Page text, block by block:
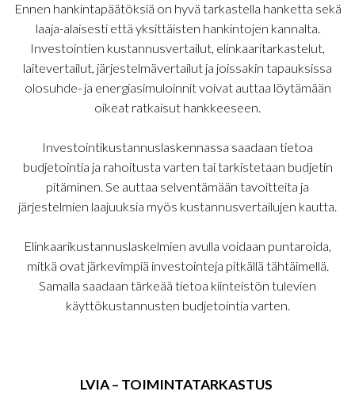
Ennen hankintapäätöksiä on hyvä tarkastella hanketta sekä
laaja-alaisesti että yksittäisten hankintojen kannalta.
Investointien kustannusvertailut, elinkaaritarkastelut,
laitevertailut, järjestelmävertailut ja joissakin tapauksissa
olosuhde- ja energiasimuloinnit voivat auttaa löytämään
oikeat ratkaisut hankkeeseen.
Investointikustannuslaskennassa saadaan tietoa
budjetointia ja rahoitusta varten tai tarkistetaan budjetin
pitäminen. Se auttaa selventämään tavoitteita ja
järjestelmien laajuuksia myös kustannusvertailujen kautta.
Elinkaarikustannuslaskelmien avulla voidaan puntaroida,
mitkä ovat järkevimpiä investointeja pitkällä tähtäimellä.
Samalla saadaan tärkeää tietoa kiinteistön tulevien
käyttökustannusten budjetointia varten.
LVIA – TOIMINTATARKASTUS